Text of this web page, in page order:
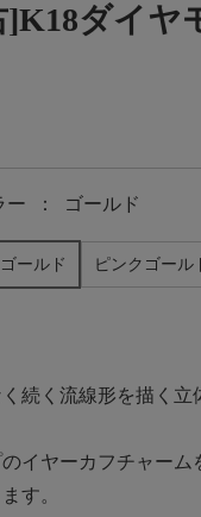
]K18ダイヤ
ー ： ゴールド
ゴールド ピンクゴール
続く流線形を描く
イヤーカフチャー
す。